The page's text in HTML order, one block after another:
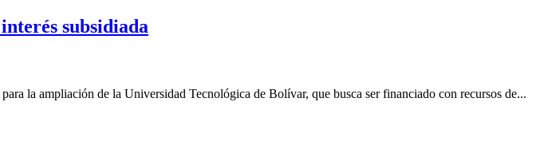
subsidiada
la ampliación de la Universidad Tecnológica de Bolívar, que busca ser financiado con recursos de...